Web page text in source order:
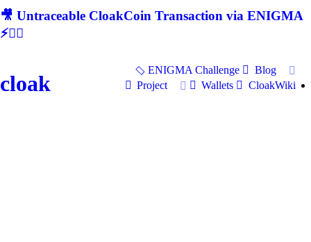
🎥 Untraceable CloakCoin Transaction via ENIGMA
⚡🕵‍♂
cloak
ENIGMA Challenge
Blog
Project
Wallets CloakWiki